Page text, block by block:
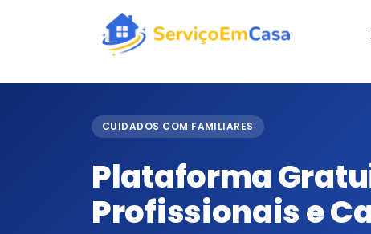
CUIDADOS COM FAMILIARES
Plataforma
Profissionais e